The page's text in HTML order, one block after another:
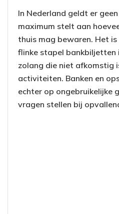
In Nederland geldt er
maximum stelt aan
thuis mag bewaren. Het
flinke stapel bankbiljetten
zolang die niet afkomstig
activiteiten. Banken en
echter op ongebruikelijke
vragen stellen bij